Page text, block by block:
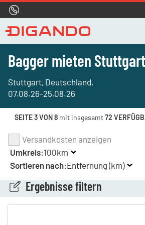
Bagger mieten
Stuttgart, Deutschland,
07.08.26-25.08.26
SEITE 3 VON 8mit insgesamt72
Ergebnisse filtern
Versandkosten anzeigen
Umkreis:100km
Sortieren nach:Entfernung (km)